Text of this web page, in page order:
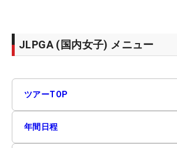
JLPGA (国内女子) メニュー
ツアーTOP
年間日程